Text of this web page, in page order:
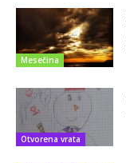
Mesečina
Otvorena vrata